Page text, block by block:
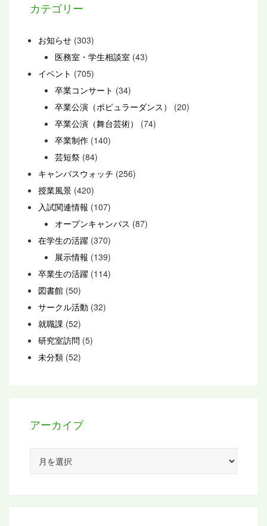
カテゴリー
お知らせ (303)
医務室・学生相談室 (43)
イベント (705)
卒業コンサート (34)
卒業公演（ポピュラーダンス）
(20)
卒業公演（舞台芸術）
(74)
卒業制作 (140)
芸短祭 (84)
キャンパスウォッチ (256)
授業風景 (420)
入試関連情報 (107)
オープンキャンパス (87)
在学生の活躍 (370)
展示情報 (139)
卒業生の活躍 (114)
図書館 (50)
サークル活動 (32)
就職課 (52)
研究室訪問 (5)
未分類 (52)
アーカイブ
カ